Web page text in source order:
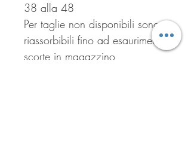
38 alla 48
Per taglie non disponibili sono
riassorbibili fino ad esaurimento
scorte in magazzino